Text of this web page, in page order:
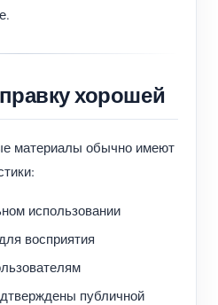
хорошей
материалы обычно имеют
использовании
восприятия
публичной